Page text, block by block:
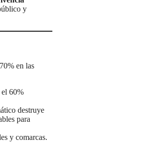
y
en las
el 60%
destruye
para
y comarcas.